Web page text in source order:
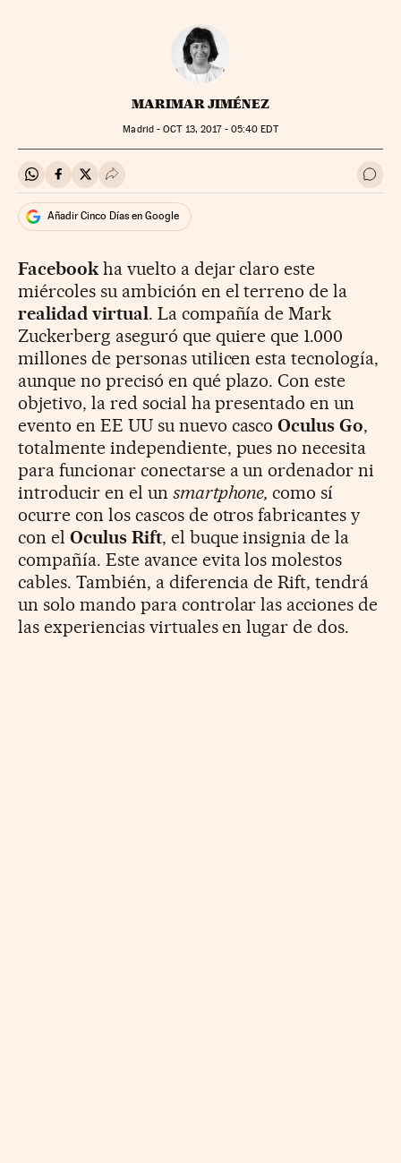
MARIMAR JIMÉNEZ
Madrid -OCT13, 2017 - 05:40 EDT
Compartir en Whatsapp
Compartir en Facebook
Compartir en Twitter
Desplegar Redes Sociales Ir a
Añadir Cinco Días en Google
Facebookha vuelto a dejar claro este
miércoles su ambición en el terreno de la
realidad virtual. La compañía de Mark
Zuckerberg aseguró que quiere que 1.000
millones de personas utilicen esta tecnología,
aunque no precisó en qué plazo. Con este
objetivo, la red social ha presentado en un
evento en EE UU su nuevo cascoOculus Go,
totalmente independiente, pues no necesita
para funcionar conectarse a un ordenador ni
introducir en el un smartphone,como sí
ocurre con los cascos de otros fabricantes y
con el Oculus Rift, el buque insignia de la
compañía. Este avance evita los molestos
cables. También, a diferencia de Rift, tendrá
un solo mando para controlar las acciones de
las experiencias virtuales en lugar de dos.